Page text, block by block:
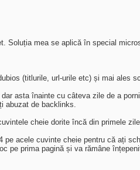
Soluția mea se aplică în special
(titlurile, url-urile etc) și mai ales
asta înainte cu câteva zile de a
abuzat de backlinks.
cheie dorite încă din primele
acele cuvinte cheie pentru că ați
pe prima pagină și va rămâne